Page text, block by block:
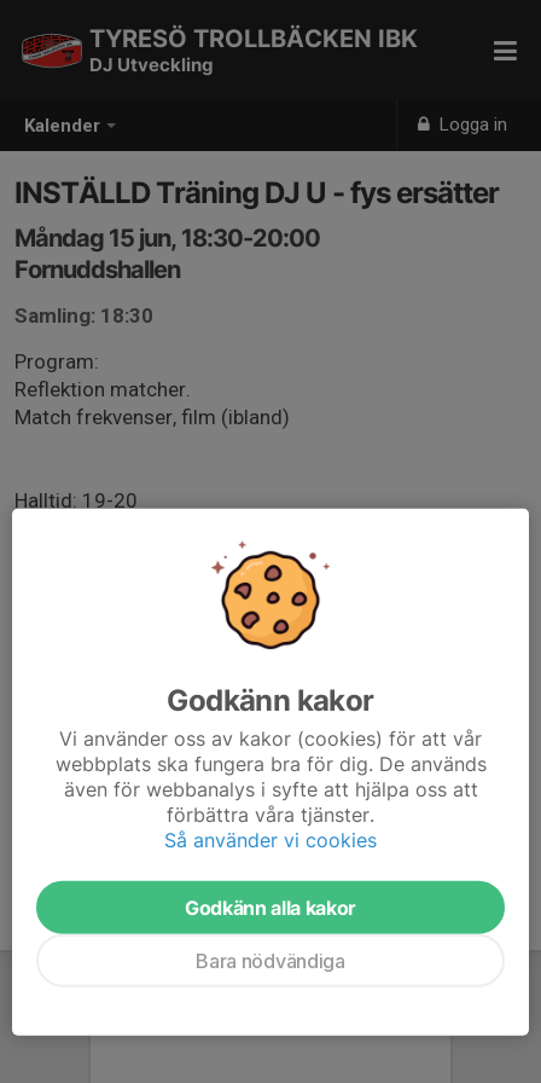
Kalender Logga in
TYRESÖ TROLLBÄCKEN IBK
DJ Utveckling
INSTÄLLD Träning DJ U - fys ersätter
Måndag 15 jun, 18:30-20:00
Fornuddshallen
Samling: 18:30
Program:
Reflektion matcher.
Match frekvenser, film (ibland)
Halltid: 19-20
(Typ av övningar )A-skip, C-skip och C-skip + spark
- Carolas Dynamiska rörlighet 10 min
- Målvakträning 15 min (målvakter)
Matchspel sista tiden av träningen.
Godkänn kakor
Vi använder oss av kakor (cookies) för att vår
webbplats ska fungera bra för dig. De används
även för webbanalys i syfte att hjälpa oss att
förbättra våra tjänster.
Så använder vi cookies
Godkänn alla kakor
Bara nödvändiga